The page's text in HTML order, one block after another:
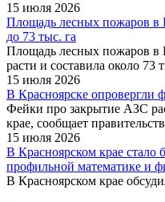
15 июля 2026
Площадь лесных пожаров в
до 73 тыс. га
Площадь лесных пожаров в
расти и составила около 73
15 июля 2026
В Красноярске опровергли
Фейки про закрытие АЗС
крае, сообщает
15 июля 2026
В Красноярском крае стало
профильной математике и
В Красноярском крае